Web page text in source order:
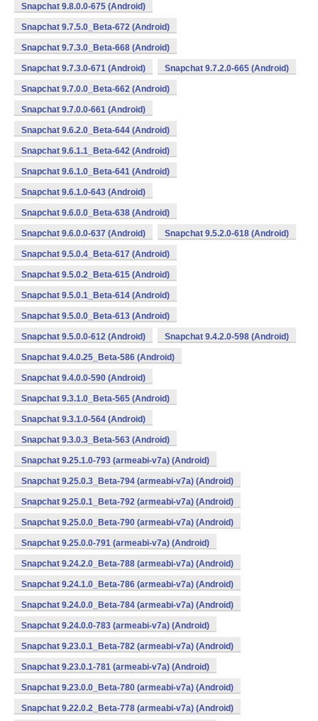
Snapchat 9.8.0.0-675 (Android)
Snapchat 9.7.5.0_Beta-672 (Android)
Snapchat 9.7.3.0_Beta-668 (Android)
Snapchat 9.7.3.0-671 (Android) Snapchat 9.7.2.0-665 (Android)
Snapchat 9.7.0.0_Beta-662 (Android)
Snapchat 9.7.0.0-661 (Android)
Snapchat 9.6.2.0_Beta-644 (Android)
Snapchat 9.6.1.1_Beta-642 (Android)
Snapchat 9.6.1.0_Beta-641 (Android)
Snapchat 9.6.1.0-643 (Android)
Snapchat 9.6.0.0_Beta-638 (Android)
Snapchat 9.6.0.0-637 (Android) Snapchat 9.5.2.0-618 (Android)
Snapchat 9.5.0.4_Beta-617 (Android)
Snapchat 9.5.0.2_Beta-615 (Android)
Snapchat 9.5.0.1_Beta-614 (Android)
Snapchat 9.5.0.0_Beta-613 (Android)
Snapchat 9.5.0.0-612 (Android) Snapchat 9.4.2.0-598 (Android)
Snapchat 9.4.0.25_Beta-586 (Android)
Snapchat 9.4.0.0-590 (Android)
Snapchat 9.3.1.0_Beta-565 (Android)
Snapchat 9.3.1.0-564 (Android)
Snapchat 9.3.0.3_Beta-563 (Android)
Snapchat 9.25.1.0-793 (armeabi-v7a) (Android)
Snapchat 9.25.0.3_Beta-794 (armeabi-v7a) (Android)
Snapchat 9.25.0.1_Beta-792 (armeabi-v7a) (Android)
Snapchat 9.25.0.0_Beta-790 (armeabi-v7a) (Android)
Snapchat 9.25.0.0-791 (armeabi-v7a) (Android)
Snapchat 9.24.2.0_Beta-788 (armeabi-v7a) (Android)
Snapchat 9.24.1.0_Beta-786 (armeabi-v7a) (Android)
Snapchat 9.24.0.0_Beta-784 (armeabi-v7a) (Android)
Snapchat 9.24.0.0-783 (armeabi-v7a) (Android)
Snapchat 9.23.0.1_Beta-782 (armeabi-v7a) (Android)
Snapchat 9.23.0.1-781 (armeabi-v7a) (Android)
Snapchat 9.23.0.0_Beta-780 (armeabi-v7a) (Android)
Snapchat 9.22.0.2_Beta-778 (armeabi-v7a) (Android)